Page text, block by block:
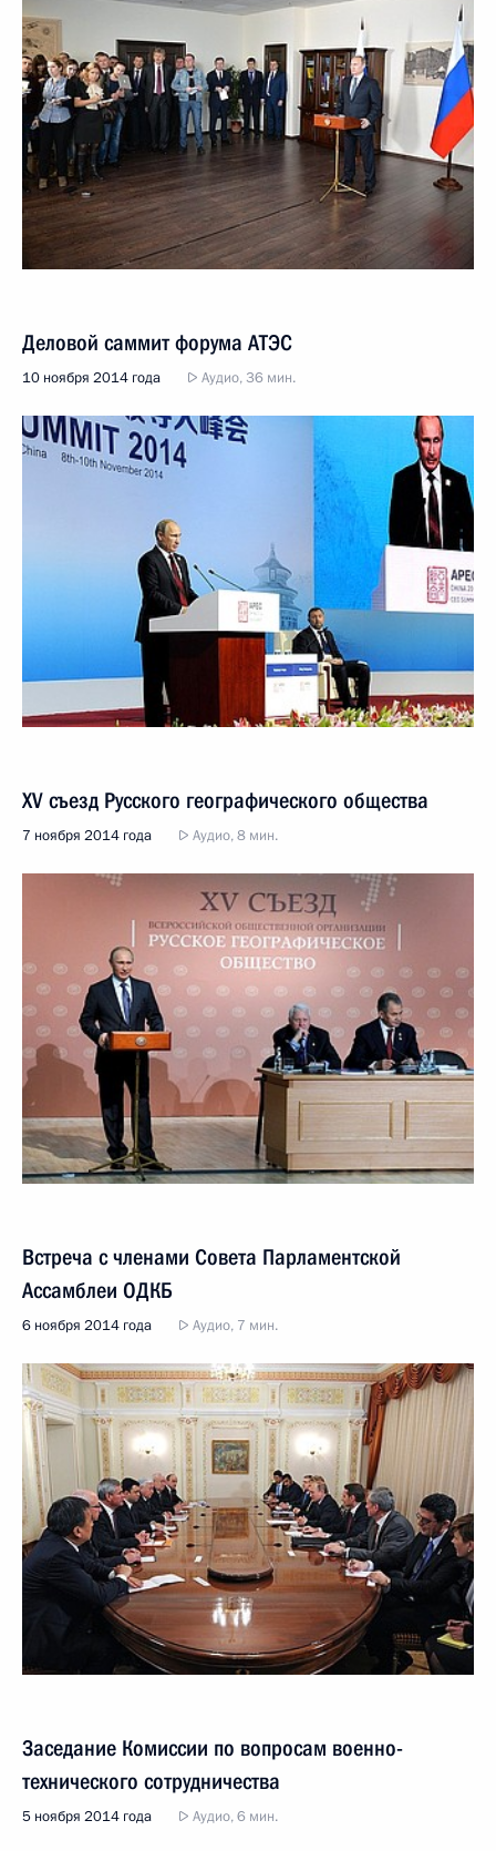
Деловой саммит форума АТЭС
10 ноября 2014 года Аудио, 36 мин.
XV съезд Русского географического общества
7 ноября 2014 года Аудио, 8 мин.
Встреча с членами Совета Парламентской
Ассамблеи ОДКБ
6 ноября 2014 года Аудио, 7 мин.
Заседание Комиссии по вопросам военно-
технического сотрудничества
5 ноября 2014 года Аудио, 6 мин.